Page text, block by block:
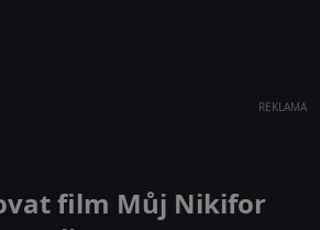
REKLAMA
film Můj Nikifor